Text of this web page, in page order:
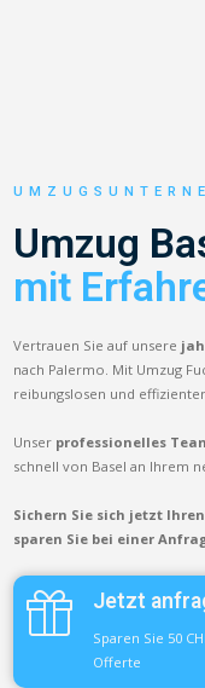
Umzug
mit
Vertrauen Sie auf unsere
nach Palermo. Mit Umzug
reibungslosen und
Unser professionelles
schnell von Basel an Ihrem
Sichern Sie sich jetzt
sparen Sie bei einer
Jetzt
Sparen Sie 50
Offerte